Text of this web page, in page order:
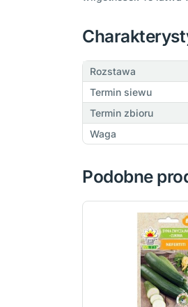
Rozstawa
Termin siewu
Termin zbioru
Waga
Podobne